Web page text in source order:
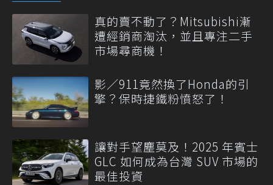
真的賣不動了？Mitsubishi漸
遭經銷商淘汰，並且專注二手
市場尋商機！
影／911竟然換了Honda的引
擎？保時捷鐵粉憤怒了！
讓對手望塵莫及！2025 年賓士
GLC 如何成為台灣 SUV 市場的
最佳投資